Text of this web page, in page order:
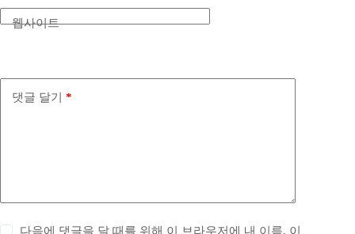
웹사이트
댓글 달기 *
다음에 댓글을 달 때를 위해 이 브라우저에 내 이름, 이